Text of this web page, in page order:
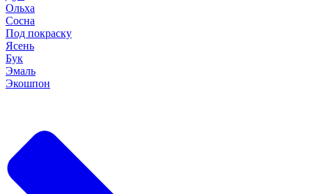
Ольха
Сосна
Под покраску
Ясень
Бук
Эмаль
Экошпон